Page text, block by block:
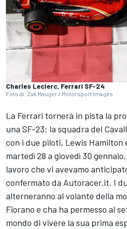
Charles Leclerc, Ferrari SF-24
Foto di: Zak Mauger / Motorsport Images
La Ferrari tornerà in pista la
una SF-23: la squadra del
con i due piloti, Lewis Hamilton
martedì 28 a giovedì 30
lavoro che vi avevamo
confermato da Autoracer.it. I
alterneranno al volante della
Fiorano e cha ha permesso al
mondo di vivere la sua prima